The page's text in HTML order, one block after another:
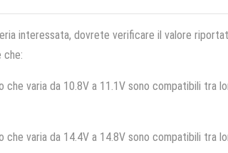
interessata, dovrete verificare il valore
che:
che varia da 10.8V a 11.1V sono compatibili
che varia da 14.4V a 14.8V sono compatibili